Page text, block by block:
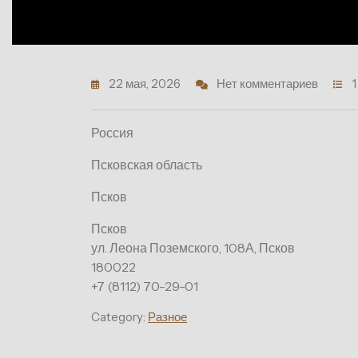
22 мая, 2026 Нет комментариев
Россия
Псковская область
Псков
Псков
ул. Леона Поземского, 108А, Псков
180022
+7 (8112) 70-29-01
Category: Разное